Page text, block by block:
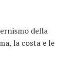
della
la costa e le